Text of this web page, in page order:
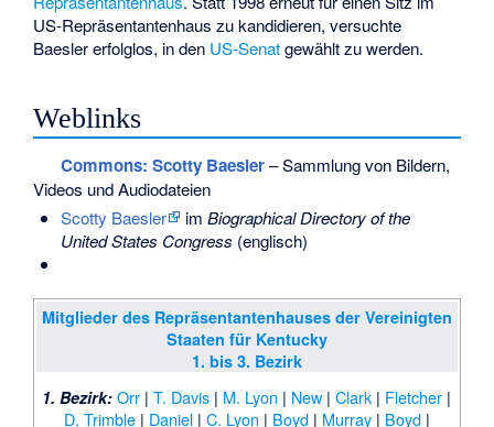
US-Repräsentantenhaus zu kandidieren, versuchte
Baesler erfolglos, in den US-Senatgewählt zu werden.
Weblinks
Commons: Scotty Baesler– Sammlung von Bildern,
Videos und Audiodateien
Scotty Baesler
im Biographical Directory of the
United States Congress (englisch)
Mitglieder des Repräsentantenhauses der Vereinigten
Staaten für Kentucky
1. bis 3. Bezirk
1. Bezirk: Orr |T. Davis | M. Lyon | New |Clark | Fletcher |
D. Trimble| Daniel| C. Lyon | Boyd| Murray| Boyd|